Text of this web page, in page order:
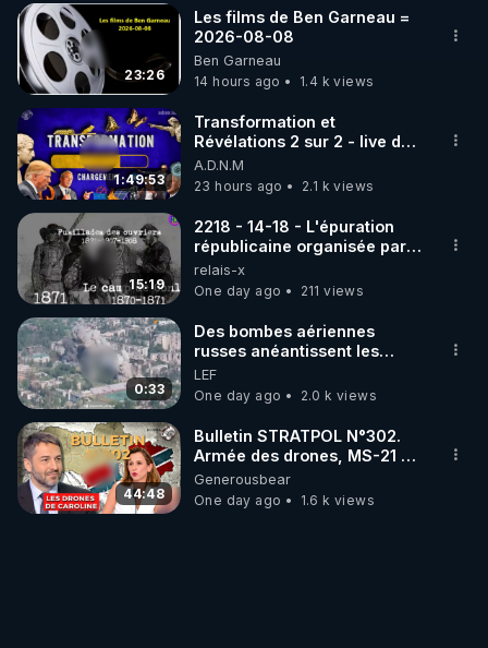
▶ 30 jours gratuit sur l’application de méditation et
de bien-être ENVOL :
Rendez-vous sur https://www.envol.app/code
le code : REGENERE
23:26
Les films de Ben Garneau =
2026-08-08
Ben Garneau
14 hours ago
1.4 k views
1:49:53
Transformation et
Révélations 2 sur 2 - live du
07/08/26
A.D.N.M
23 hours ago
2.1 k views
15:19
2218 - 14-18 - L'épuration
républicaine organisée par
les frères de la truelle
relais-x
One day ago
211 views
0:33
Des bombes aériennes
russes anéantissent les
centres de contrôle de
drones de 3 brigades
ukrainienne
LEF
One day ago
2.0 k views
44:48
Bulletin STRATPOL N°302.
Armée des drones, MS-21 en
série, missiles coréens.
07.08.2026.
Generousbear
One day ago
1.6 k views